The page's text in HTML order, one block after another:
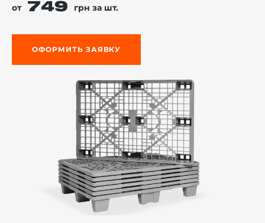
от 749 грн за шт.
ОФОРМИТЬ ЗАЯВКУ